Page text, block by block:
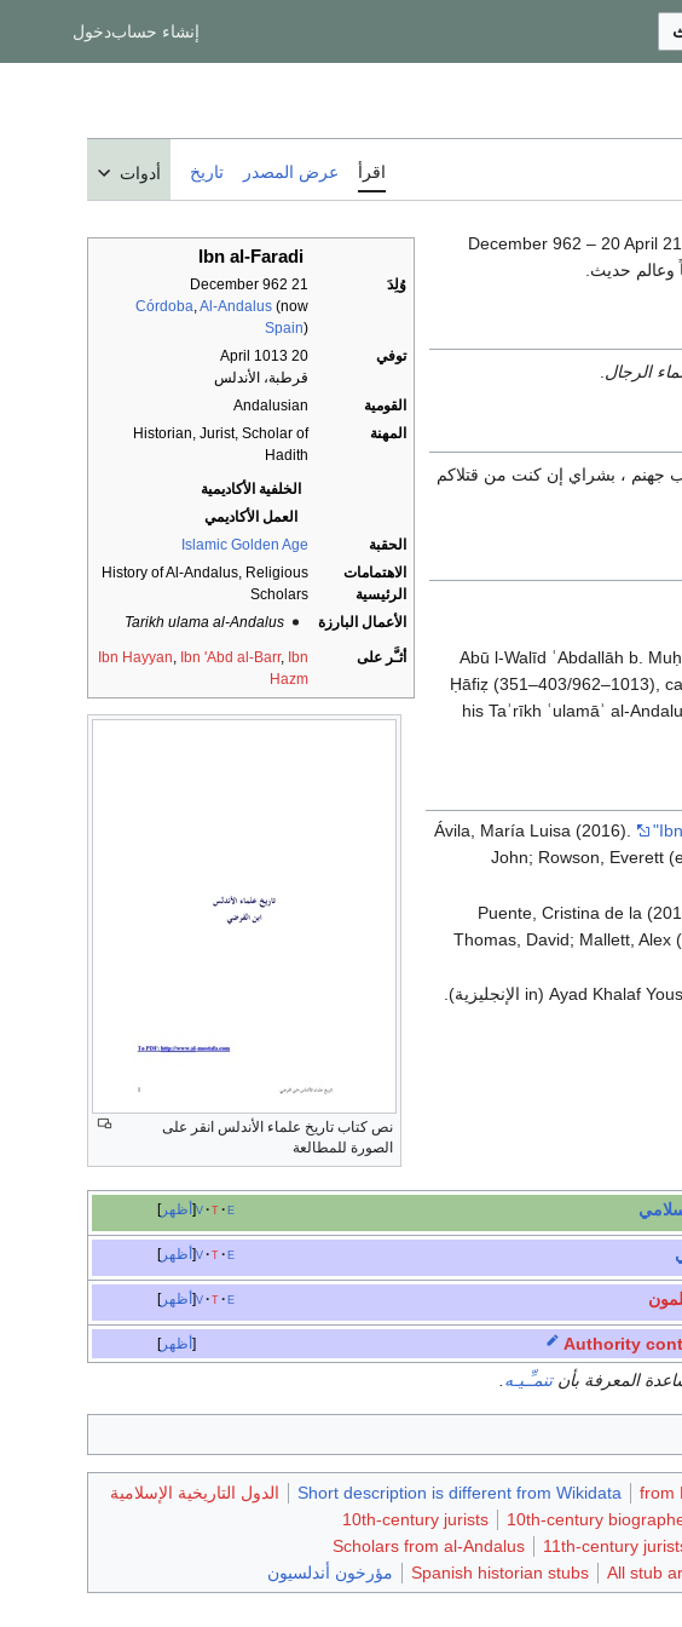
إنشاء حسابدخول
اقرأ عرض المصدر تاريخ أدوات
Ibn al-Faradi
وُلِدَ
21 December 962
Córdoba,Al-Andalus (now
Spain)
توفي
20 April 1013
قرطبة، الأندلس
القومية
Andalusian
المهنة
Historian, Jurist, Scholar of
Hadith
الخلفية الأكاديمية
العمل الأكاديمي
الحقبة
Islamic Golden Age
الاهتمامات
الرئيسية
History of Al-Andalus, Religious
Scholars
الأعمال البارزة
Tarikh ulama al-Andalus
أثـَّر على Ibn Hayyan, Ibn 'Abd al-Barr, Ibn
Hazm
(21 December 962 – 20 April
وعالم حديث.
نص كتاب تاريخ علماء الأندلس انقر على
الصورة للمطالعة
الرجال.
حصب جهنم ، بشراي إن كنت من قتلاكم
: "Abū l-Walīd ʿAbdallāh b.
Ḥāfiẓ (351–403/962–1013),
his Taʾrīkh ʿulamāʾ al-
Ávila, María Luisa (2016).
John; Rowson, Everett
Puente, Cristina de la
Thomas, David; Mallett, Alex
Ayad Khalaf
(in الإنجليزية).
أظهر v t e
أظهر v t e
أظهر v t e
أظهر
Authority
المعرفة بأنتنمـِّـيـه
Short description is different from Wikidata
الدول التاريخية الإسلامية
10th-century
10th-century jurists
11th-century
Scholars from al-Andalus
All stub
Spanish historian stubs مؤرخون أندلسيون